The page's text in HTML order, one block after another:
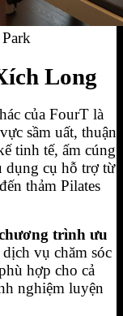
Long
của FourT là
sầm uất, thuận
tinh tế, ấm cúng
dụng cụ hỗ trợ từ
đến thảm Pilates
trình ưu
vụ chăm sóc
hợp cho cả
nghiệm luyện